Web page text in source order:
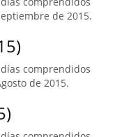
de 2015.
comprendidos
de 2015.